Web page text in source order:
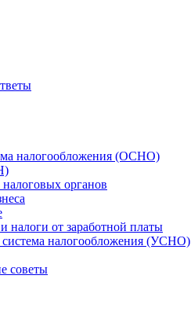
налогообложения (ОСНО)
органов
налоги от заработной платы
налогообложения (УСНО)
советы